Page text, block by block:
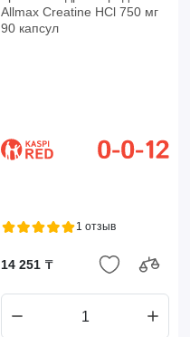
Allmax Creatine HCl 750 мг
90 капсул
1 отзыв
14 251 ₸